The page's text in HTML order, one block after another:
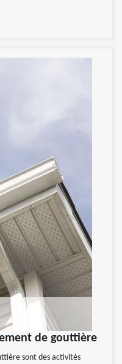
de gouttière
sont des activités